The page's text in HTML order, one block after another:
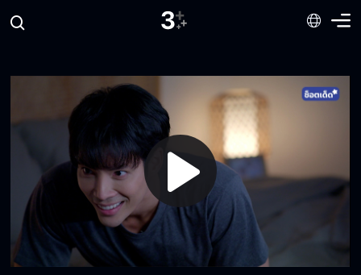
Play
Video
เราห้ามความเป็นพ่อเป็นลูกเขาไม่ได้หรอก
น้าเห็นว่าเพลงเป็นห่วงแทนรักแค่ไหน
ระวังตัวให้ดี มันดูท่าจะไว้ใจไม่ได้แล้ว